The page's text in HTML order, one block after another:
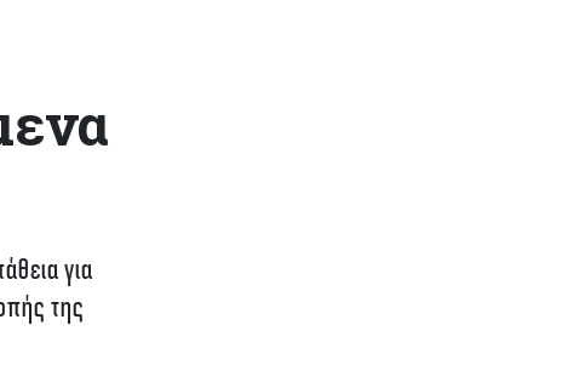
για
της